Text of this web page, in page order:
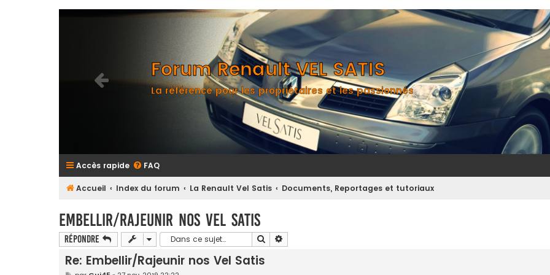
Forum Renault VEL SATIS
La référence pour les propriétaires et les passionnés
Accès rapide FAQ
Accueil Index du forum La Renault Vel Satis Documents, Reportages et tutoriaux
Embellir/Rajeunir nos Vel Satis
Répondre Rechercher
Re: Embellir/Rajeunir nos Vel Satis